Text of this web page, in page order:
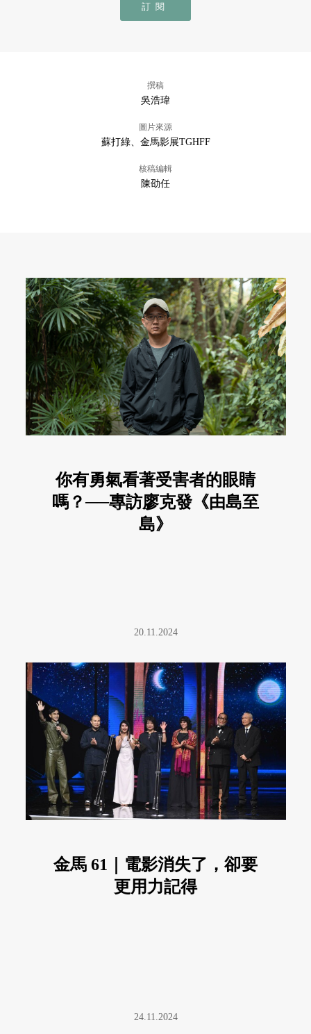
訂閱
撰稿
吳浩瑋
圖片來源
蘇打綠、金馬影展TGHFF
核稿編輯
陳劭任
你有勇氣看著受害者的眼睛
嗎？──專訪廖克發《由島至
島》
20.11.2024
金馬 61｜電影消失了，卻要
更用力記得
24.11.2024